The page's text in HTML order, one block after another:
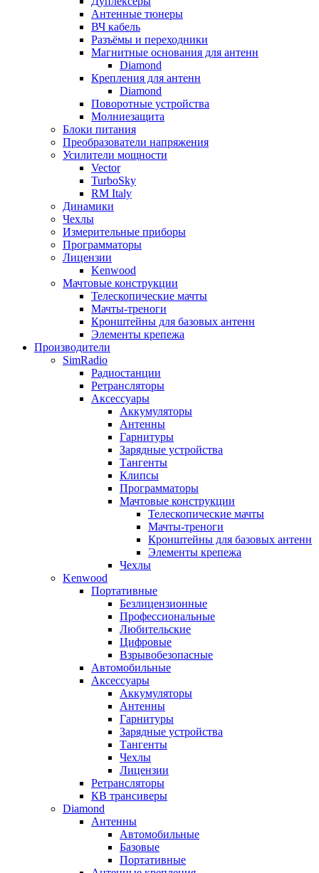
Антенные тюнеры
ВЧ кабель
Разъёмы и переходники
Магнитные основания для антенн
Diamond
Крепления для антенн
Diamond
Поворотные устройства
Молниезащита
Блоки питания
Преобразователи напряжения
Усилители мощности
Vector
TurboSky
RM Italy
Динамики
Чехлы
Измерительные приборы
Программаторы
Лицензии
Kenwood
Мачтовые конструкции
Телескопические мачты
Мачты-треноги
Кронштейны для базовых антенн
Элементы крепежа
Производители
SimRadio
Радиостанции
Ретрансляторы
Аксессуары
Аккумуляторы
Антенны
Гарнитуры
Зарядные устройства
Тангенты
Клипсы
Программаторы
Мачтовые конструкции
Телескопические мачты
Мачты-треноги
Кронштейны для базовых антенн
Элементы крепежа
Чехлы
Kenwood
Портативные
Безлицензионные
Профессиональные
Любительские
Цифровые
Взрывобезопасные
Автомобильные
Аксессуары
Аккумуляторы
Антенны
Гарнитуры
Зарядные устройства
Тангенты
Чехлы
Лицензии
Ретрансляторы
КВ трансиверы
Diamond
Антенны
Автомобильные
Базовые
Портативные